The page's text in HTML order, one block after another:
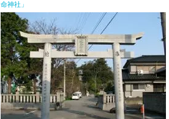
命神社」